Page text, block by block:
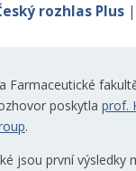
rozhlas Plus
Farmaceutické
poskytla prof.
.
jsou první výsledky